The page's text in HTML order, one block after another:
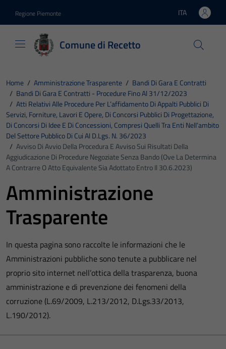
Regione Piemonte Lingua attiva:
ITA
Comune di Recetto
Home / Amministrazione Trasparente / Bandi Di Gara E Contratti
/ Bandi Di Gara E Contratti - Procedure Fino Al 31/12/2023
/ Atti Relativi Alle Procedure Per L’affidamento Di Appalti Pubblici Di
Servizi, Forniture, Lavori E Opere, Di Concorsi Pubblici Di Progettazione,
Di Concorsi Di Idee E Di Concessioni, Compresi Quelli Tra Enti Nell’ambito
Del Settore Pubblico Di Cui Al D.Lgs. N. 36/2023
/ Avviso Di Avvio Della Procedura E Avviso Sui Risultati Della
Aggiudicazione Di Procedure Negoziate Senza Bando (ove La Determina
A Contrarre O Atto Equivalente Sia Adottato Entro Il 30.6.2023)
Amministrazione
Trasparente
In questa pagina sono raccolte le informazioni che le
Amministrazioni pubbliche sono tenute a pubblicare nel
proprio sito internet nell’ottica della trasparenza, buona
amministrazione e di prevenzione dei fenomeni della
corruzione (L.69/2009, L.213/2012, D.Lgs.33/2013,
L.190/2012).